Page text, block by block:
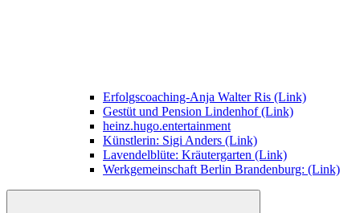
Erfolgscoaching-Anja Walter Ris (Link)
Gestüt und Pension Lindenhof (Link)
heinz.hugo.entertainment
Künstlerin: Sigi Anders (Link)
Lavendelblüte: Kräutergarten (Link)
Werkgemeinschaft Berlin Brandenburg: (Link)